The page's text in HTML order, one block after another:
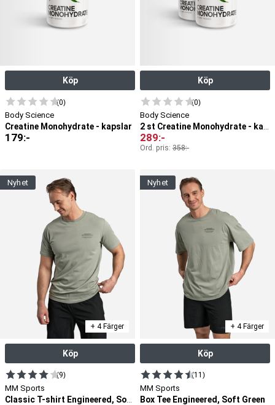
Köp
(0)
Body Science
Creatine Monohydrate - kapslar
179:-
Köp
(0)
Body Science
2 st Creatine Monohydrate - kapslar
289:-
Ord. pris: 358:-
nyhet
+ 4 Färger
Köp
(9)
MM Sports
nyhet
+ 4 Färger
Köp
(11)
MM Sports
Box Tee Engineered, Soft Green